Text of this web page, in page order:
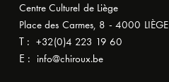
Centre Culturel de Liège
Place des Carmes, 8 - 4000 LIÈGE
T : +32(0)4 223 19 60
E : info@chiroux.be